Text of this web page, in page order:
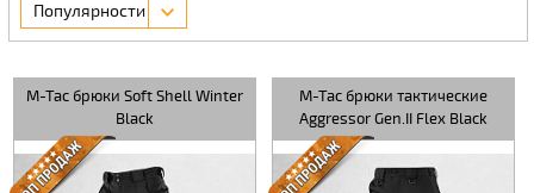
Популярности
M-Tac брюки Soft Shell Winter
Black
M-Tac брюки тактические
Aggressor Gen.II Flex Black